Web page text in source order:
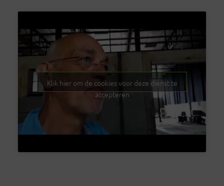
Klik hier om de cookies voor deze dienst te
accepteren